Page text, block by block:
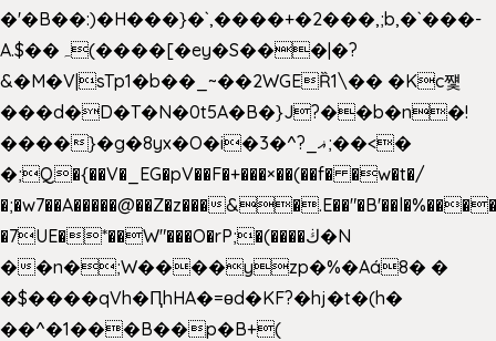
�'�B��:)�H���}�`,����+�2���,;b,�`���-
A.$��ہ(����[�ey�S���|�?
&�M�V|sTp1�b��_~��2WGEȐ1\�� �Kc쩇
���d�D�T�N�0t5A�B�}J?��b�n�!
����}�g�8yx�O�i�3�^?_ޣ;��<�
�;Q�{��V�_EG�pV��F�+���×��(��f� �w�t�/
�;�w7��A�����@��Z�z���
�7UE�*��W"���O�rP;�(����ڬ�N
��n�;W����yzp�%�Aá8� �
�$����qVh�ԤhHA�=ɵd�KF?�hj�t�(h�
��^�1���B��p�B+(